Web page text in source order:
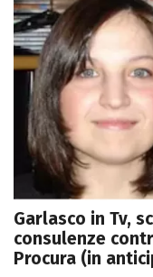
Garlasco in Tv,
consulenze
Procura (in